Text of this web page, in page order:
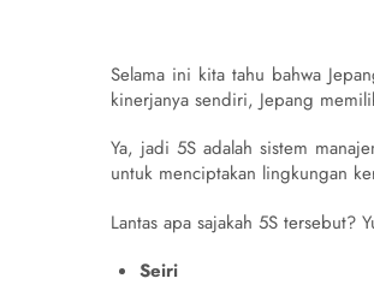
Selama ini kita tahu bahwa
kinerjanya sendiri, Jepang
Ya, jadi 5S adalah sistem
untuk menciptakan lingkungan
Lantas apa sajakah 5S tersebut?
Seiri